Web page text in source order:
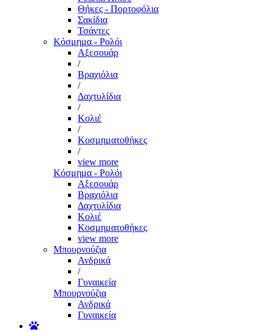
Θήκες - Πορτοφόλια
Σακίδια
Τσάντες
Κόσμημα - Ρολόι
Αξεσουάρ
/
Βραχιόλια
/
Δαχτυλίδια
/
Κολιέ
/
Κοσμηματοθήκες
/
view more
Κόσμημα - Ρολόι
Αξεσουάρ
Βραχιόλια
Δαχτυλίδια
Κολιέ
Κοσμηματοθήκες
view more
Μπουρνούζια
Ανδρικά
/
Γυναικεία
Μπουρνούζια
Ανδρικά
Γυναικεία